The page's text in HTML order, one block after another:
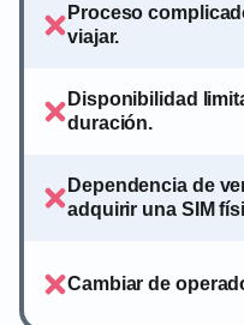
Proceso
viajar.
Disponibilidad
duración.
Dependencia de
adquirir una SIM
Cambiar de